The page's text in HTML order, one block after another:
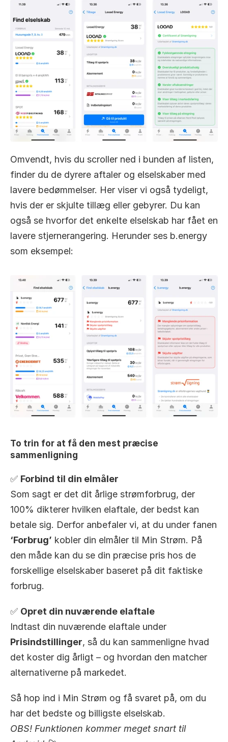
Omvendt, hvis du scroller ned i bunden af listen,
finder du de dyrere aftaler og elselskaber med
lavere bedømmelser. Her viser vi også tydeligt,
hvis der er skjulte tillæg eller gebyrer. Du kan
også se hvorfor det enkelte elselskab har fået en
lavere stjernerangering. Herunder ses b.energy
som eksempel:
To trin for at få den mest præcise
sammenligning
✅ Forbind til din elmåler
Som sagt er det dit årlige strømforbrug, der
100% dikterer hvilken elaftale, der bedst kan
‘Forbrug’ kobler din elmåler til Min Strøm. På
den måde kan du se din præcise pris hos de
forskellige elselskaber baseret på dit faktiske
forbrug.
✅ Opret din nuværende elaftale
Prisindstillinger, så du kan sammenligne hvad
det koster dig årligt – og hvordan den matcher
alternativerne på markedet.
Så hop ind i Min Strøm og få svaret på, om du
har det bedste og billigste elselskab.
OBS! Funktionen kommer meget snart til